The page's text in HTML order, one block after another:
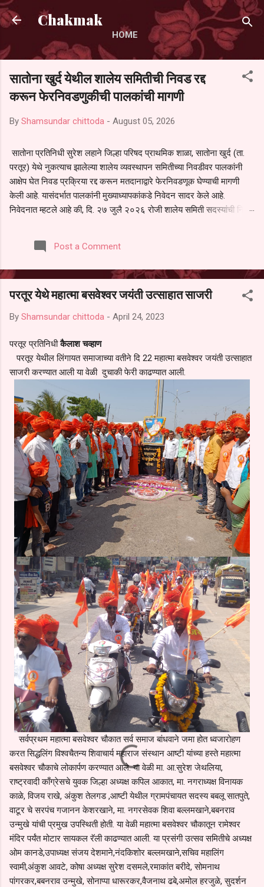
Skip to main content
Chakmak
HOME
सातोना खुर्द येथील शालेय समितीची निवड रद्द
करून फेरनिवडणुकीची पालकांची मागणी
By Shamsundar chittoda - August 05, 2026
सातोना प्रतिनिधी सुरेश लहाने जिल्हा परिषद प्राथमिक शाळा, सातोना खुर्द (ता.
परतूर) येथे नुकत्याच झालेल्या शालेय व्यवस्थापन समितीच्या निवडीवर पालकांनी
आक्षेप घेत निवड प्रक्रिया रद्द करून मतदानाद्वारे फेरनिवडणूक घेण्याची मागणी
केली आहे. यासंदर्भात पालकांनी मुख्याध्यापकांकडे निवेदन सादर केले आहे.
निवेदनात म्हटले आहे की, दि. २७ जुलै २०२६ रोजी शालेय समिती सदस्यांची निवड
पालकांना देण्यात आली नसल्याने मोठ्या संख्येने पालक बैठकीस उपस्थित राहू शकले
नाहीत. तसेच सर्व पालकांना विश्वासात न घेता निवड प्रक्रिया पूर्ण करण्यात
करण्यात यावी आणि सर्व पालकांच्या उपस्थितीत मतदान पद्धतीने शालेय समितीची
फेरनिवडणूक घेण्यात यावी, अशी मागणी पालकांनी केली आहे. या निवेदनाच्या प्रती
परतूर यांनाही पाठविण्यात आल्या असून प्रशासन याबाबत काय निर्णय घेते, याकडे
पालकांचे लक्ष लागले आहे. या न...
Post a Comment
परतूर येथे महात्मा बसवेश्वर जयंती उत्साहात साजरी
By Shamsundar chittoda - April 24, 2023
परतूर प्रतिनिधीकैलाश चव्हाण
परतूर येथील लिंगायत समाजाच्या वतीने दि 22 महात्मा बसवेश्वर जयंती उत्साहात
साजरी करण्यात आली या वेळी दुचाकी फेरी काढण्यात आली.
सर्वप्रथम महात्मा बसवेश्वर चौकात सर्व समाज बांधवाने जमा होत ध्वजारोहण
करत सिद्धलिंग विश्वचैतन्य शिवाचार्य महाराज संस्थान आष्टी यांच्या हस्ते महात्मा
बसवेश्वर चौकाचे लोकार्पण करण्यात आले. या वेळी मा. आ.सुरेश जेथलिया,
राष्ट्रवादी काँग्रेसचे युवक जिल्हा अध्यक्ष कपिल आकात, मा. नगराध्यक्ष विनायक
काळे, विजय राखे, अंकुश तेलगड ,आष्टी येथील ग्रामपंचायत सदस्य बबलू सातपुते,
वाटूर चे सरपंच गजानन केशरखाने, मा. नगरसेवक शिवा बल्लमखाने,बबनराव
उन्मुखे यांची प्रमुख उपस्थिती होती. या वेळी महात्मा बसवेश्वर चौकातून रामेश्वर
मंदिर पर्यंत मोटार सायकल रॅली काढण्यात आली. या प्रसंगी उत्सव समितीचे अध्यक्ष
ओम कानडे,उपाध्यक्ष संजय देशमाने,नंदकिशोर बल्लमखाने,सचिव महालिंग
स्वामी,अंकुश आवटे, कोषा अध्यक्ष सुरेश दसमले,रमाकांत बरीदे, सोमनाथ
पांगरकर,बबनराव उन्मुखे, सोनाप्पा धारूरकर,वैजनाथ ढबे,अमोल हरजुळे, सुदर्शन